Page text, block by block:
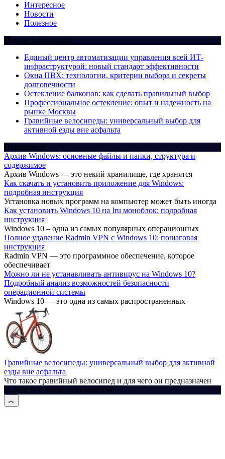
Интересное
Новости
Полезное
Новые публикации
Единый центр автоматизации управления всей ИТ-
инфраструктурой: новый стандарт эффективности
Окна ПВХ: технологии, критерии выбора и секреты
долговечности
Остекление балконов: как сделать правильный выбор
Профессиональное остекление: опыт и надежность на
рынке Москвы
Гравийные велосипеды: универсальный выбор для
активной езды вне асфальта
Популярное
Архив Windows: основные файлы и папки, структура и
содержимое
Архив Windows — это некий хранилище, где хранятся
Как скачать и установить приложение для Windows:
подробная инструкция
Установка новых программ на компьютер может быть иногда
Как установить Windows 10 на Iru моноблок: подробная
инструкция
Windows 10 – одна из самых популярных операционных
Полное удаление Radmin VPN с Windows 10: пошаговая
инструкция
Radmin VPN — это программное обеспечение, которое
обеспечивает
Можно ли не устанавливать антивирус на Windows 10?
Подробный анализ возможностей безопасности
операционной системы
Windows 10 — это одна из самых распространенных
Гравийные велосипеды: универсальный выбор для активной
езды вне асфальта
Что такое гравийный велосипед и для чего он предназначен
© 2026 В помощь пользователю